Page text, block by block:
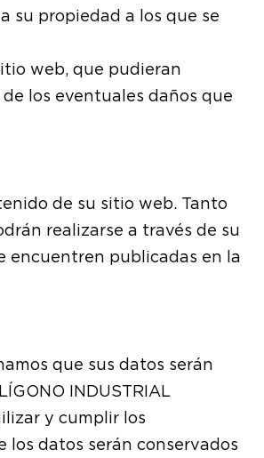
su propiedad a los que se
web, que pudieran
los eventuales daños que
de su sitio web. Tanto
realizarse a través de su
encuentren publicadas en la
que sus datos serán
INDUSTRIAL
y cumplir los
los datos serán conservados